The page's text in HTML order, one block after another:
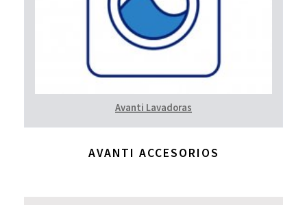
Avanti Lavadoras
AVANTI ACCESORIOS